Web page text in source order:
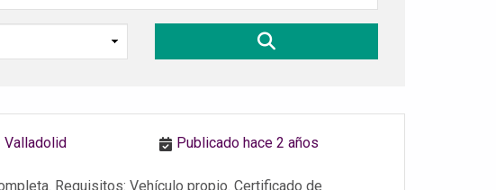
Valladolid Publicado hace 2 años
Requisitos: Vehículo propio. Certificado de